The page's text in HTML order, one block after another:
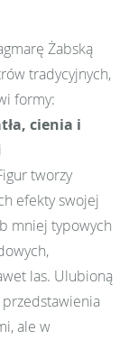
Żabską
tradycyjnych,
formy:
cienia i
tworzy
efekty swojej
mniej typowych
las. Ulubioną
ale w